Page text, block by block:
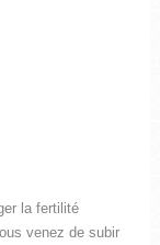
la fertilité
venez de subir